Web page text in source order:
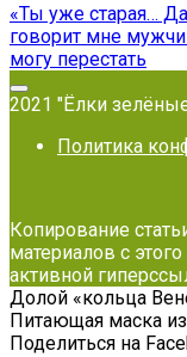
«Ты уже старая…
говорит мне
могу перестать
2021 "Ёлки
Политика
Копирование
материалов с
активной
Долой «кольца
Питающая маска
Поделиться на